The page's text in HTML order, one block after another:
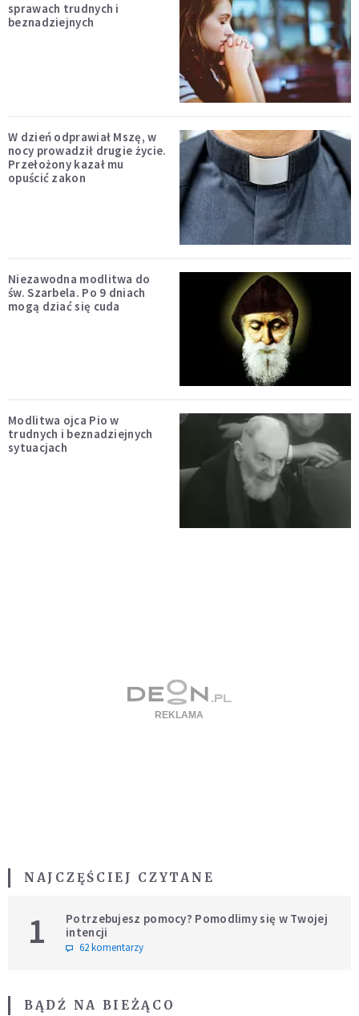
sprawach trudnych i
beznadziejnych
W dzień odprawiał Mszę, w
nocy prowadził drugie życie.
Przełożony kazał mu
opuścić zakon
Niezawodna modlitwa do
św. Szarbela. Po 9 dniach
mogą dziać się cuda
Modlitwa ojca Pio w
trudnych i beznadziejnych
sytuacjach
NAJCZĘŚCIEJ CZYTANE
1
Potrzebujesz pomocy? Pomodlimy się w Twojej
intencji
62 komentarzy
BĄDŹ NA BIEŻĄCO